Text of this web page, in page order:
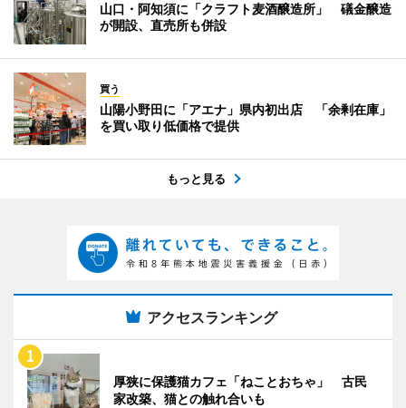
山口・阿知須に「クラフト麦酒醸造所」 礒金醸造
が開設、直売所も併設
買う
山陽小野田に「アエナ」県内初出店 「余剰在庫」
を買い取り低価格で提供
もっと見る
アクセスランキング
厚狭に保護猫カフェ「ねことおちゃ」 古民
家改築、猫との触れ合いも